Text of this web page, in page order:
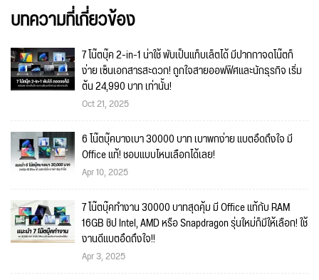
บทความที่เกี่ยวข้อง
7 โน๊ตบุ๊ค 2-in-1 น่าใช้ พับเป็นแท็บเล็ตได้ มีปากกาจดโน๊ตก็
ง่าย เซ็นเอกสารสะดวก! ถูกใจสายออฟฟิศและนักธุรกิจ เริ่ม
ต้น 24,990 บาท เท่านั้น!
Oct 21, 2025
6 โน๊ตบุ๊คบางเบา 30000 บาท เบาพกง่าย แบตอึดถึงใจ มี
Office แท้! ชอบแบบไหนเลือกได้เลย!
Apr 10, 2025
7 โน๊ตบุ๊คทำงาน 30000 บาทสุดคุ้ม มี Office แท้กับ RAM
16GB ชิป Intel, AMD หรือ Snapdragon รุ่นใหม่ก็มีให้เลือก! ใช้
งานดีแบตอึดถึงใจ!!
Apr 3, 2025